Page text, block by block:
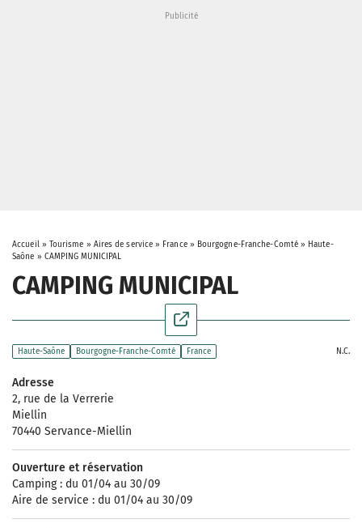
Accueil» Tourisme » Aires de service » France» Bourgogne-Franche-Comté » Haute-
Saône » CAMPING MUNICIPAL
CAMPING MUNICIPAL
Haute-Saône Bourgogne-Franche-Comté France N.C.
Adresse
2, rue de la Verrerie
Miellin
70440 Servance-Miellin
Ouverture et réservation
Camping : du 01/04 au 30/09
Aire de service : du 01/04 au 30/09